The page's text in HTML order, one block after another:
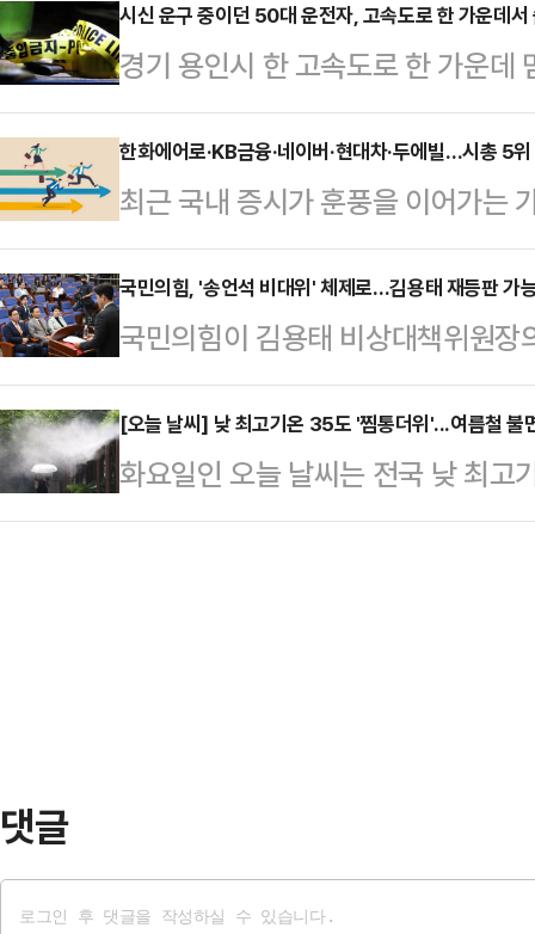
원장의 임기는 지난달 11일 '후보교
장 후임에 지명된 지 49일 만에 마
도로 빠른 당의 변화"를 말했지만,
를 중심으로 한 고립의 벽만 부각시
30일 오전 서울 여의도 국회에서 '
회견을 열고 그간의…
시신 운구 중이던 50대 운전자, 고속도로 한 가운데서
경기 용인시 한 고속도로 한 가운
진 채 발견됐다.30일 경기남부경
오후 11시28분쯤 영동고속도로 강
이 2차로에서 3차로 사이에 멈춰
구간 순찰 차량이 곧바로 현장에
분쯤 경찰이 도착해 운전석에서 의
했다.경찰은 운전석 유리를 깨고
술을 했고, …
한화에어로·KB금융·네이버·현대차·두에빌…시총 5위
최근 국내 증시가 훈풍을 이어가는
도 치열하다. 특히 새 정부 출범 이
면서 시총 5위 자리를 둘러싼 경쟁
면 지난달(6월) 코스피 시가총액
▲네이버 ▲현대차 ▲두산에너빌리
으로 한화에어로스페이스가 11거
높았다. 한화에어로스페이스는 글
망에 힘입어 지난달 초 83…
국민의힘, '송언석 비대위' 체제로…김용태 재등판 가
국민의힘이 김용태 비상대책위원
언석 원내대표가 비상대책위원장
가운데, 김용태 비대위원장의 당권
다. 김용태 비대위원장이 임기 마지
전당대회 출마 가능성에 힘이 실리
[오늘 날씨] 낮 최고기온 35도 '찜통더위'...여름철 불
화요일인 오늘 날씨는 전국 낮 최
어지겠으며 수도권을 시작으로 비
댓글